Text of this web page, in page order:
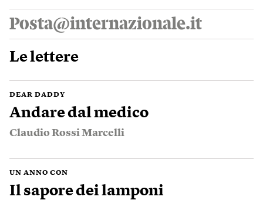
Posta@internazionale.it
Le lettere
DEAR DADDY
Andare dal medico
Claudio Rossi Marcelli
UN ANNO CON
Il sapore dei lamponi